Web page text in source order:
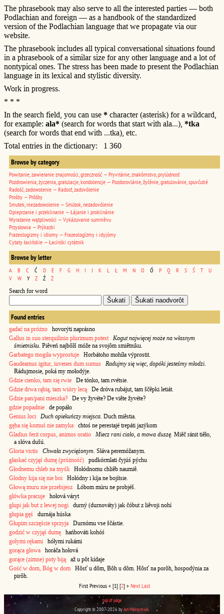
The phrasebook may also serve to all the interested parties — both
Podlachian and foreign — as a handbook of the standardized
version of the Podlachian language that we propagate via our
website.
The phrasebook includes all typical conversational situations found
in a phrasebook of a similar size for any other language and a lot of
nontypical ones. The stress has been made to present the Podlachian
language in its lexical and stylistic diversity.
Work in progress.
* * *
In the search field, you can use * character (asterisk) for a wildcard,
for example: ala* (search for words that start with ala...), *tka
(search for words that end with ...tka), etc.
Total entries in the dictionary: 1 360
Browse by category
Powitanie, zawieranie znajomości, grzeczność — Pryvitánie, znakômstvo, prylúdnosť
Pozdrowienia, życzenia, gratulacje, kondolencje — Pozdorovlánie, žyčénie, gratulovánie, spuvčutié
Radość, zadowolenie — Radosť, zadovólenie
Prośby — Prôśby
Smutek, niezadowolenie — Smútok, nezadovólenie
Opieprzanie i przeklinanie — Łájanie i proklinánie
Wyrażanie wątpliwości — Vykázuvanie sumniêvu
Przysłowia — Prýkazki
Frazeologizmy i idiomy — Frazeologízmy i idyjómy
Cytaty łacińskie — Łacínśki cytátnik
Browse by letter
A B C Ć D E F G H I J K L Ł M N O Ó P Q R S Ś T
U
V
W Y Z Ź Ż
Search for word
Found entries
gadać na próżno hovorýti naprásno
Gallus in suo sterquilinio plurimum potest
Kogut najwięcej może na własnym
śmietnisku. Piêveń najbôlš móže na svojôm smiêtniku.
Garbatego mogiła wyprostuje Horbátoho mohíła výprostit.
Gaudeamus igitur, iuvenes dum sumus
Radujmy się więc, dopóki jesteśmy młodzi.
Rádujmosie, poká my mołodýje.
Gdzie cienko, tam się rwie De tónko, tam rvétsie.
Gdzie drwa rąbią, tam wióry lecą De dróva rubájut, tam ščêpki letiát.
Gdzie pan/pani mieszka? De vy žyvéte? De viête žyvéte?
gdzie popadnie de popáło
Genius loci
Duch opiekuńczy miejsca. Duch miêstia.
gęba się komuś nie zamyka chtoś ne perestajé trepáti jazýkom
Gladius ferit corpus, animos oratio
Miecz rani ciało, a mowa duszę. Miêč ránit tiêło,
a słóva dušú.
Gloria victis
Chwała zwyciężonym. Słáva peremóžanym.
głaskać czyjąś dumę (próżność) pudkórmlati čyjúś pýchu
Głodnemu chleb na myśli Hołódnomu chliêb naumiê.
Głodny kija się nie boi Hołódny i kíja ne bojítsie.
Głową muru nie przebijesz Łóbom múru ne probjéš.
główka pracuje hołová váryt
głupi jak but z lewej nogi durný (durnováty) jak čóbut z liêvoji nohí
głupia gęś durnája húska
Głupim szczęście sprzyja Durnómu vse ščástie.
godzić w czyjąś dumę hańbováti kohóś
gołymi rękami hółymi rukámi
gorąca głowa horáča hołová
gorące (zimne) poty biją až u pôt kídaje
Gość w dom, Bóg w dom Hôsť u dôm, Bôh u dôm. Hôsť na porôh, hospodýnia za
pirôh.
First Previous « [1] [2] » Next Last
top of page
Copyright © 2007-2026 byJan Maksymiuk.